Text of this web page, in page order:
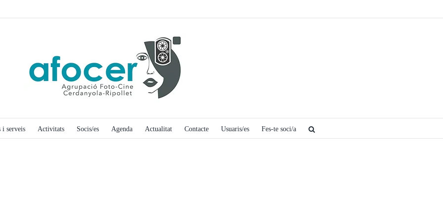
i serveis Activitats Socis/es Agenda Actualitat Contacte Usuaris/es Fes-te soci/a